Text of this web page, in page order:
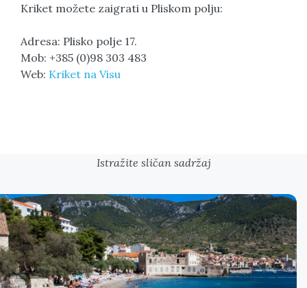
Kriket možete zaigrati u Pliskom polju:
Adresa: Plisko polje 17.
Mob: +385 (0)98 303 483
Web: Kriket na Visu
Istražite sličan sadržaj